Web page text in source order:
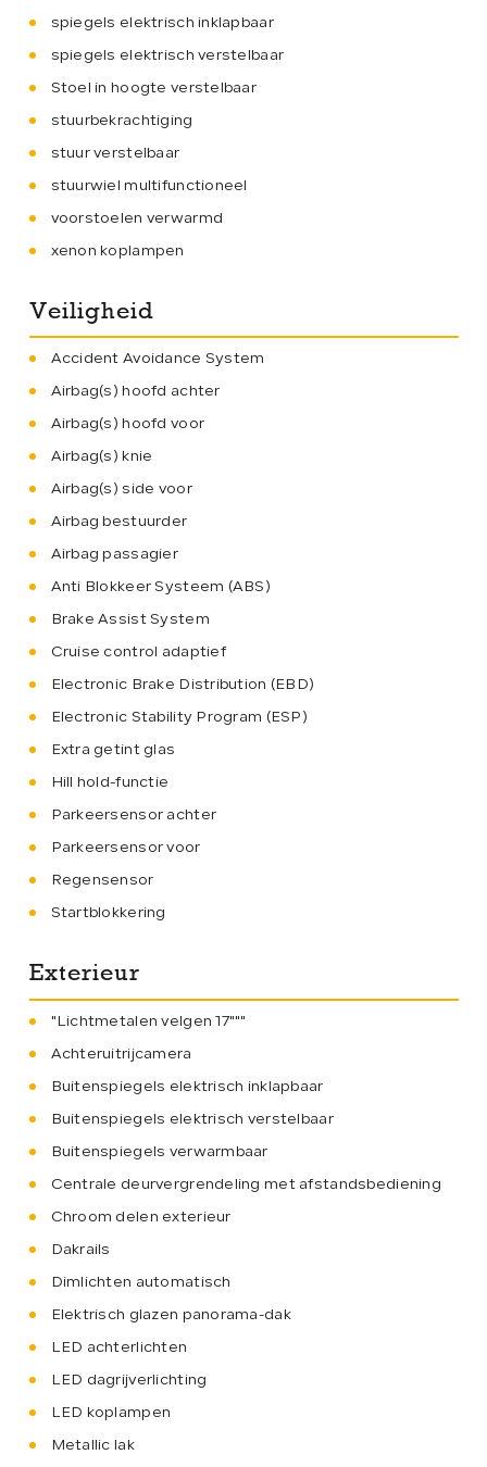
Exterieur
"Lichtmetalen velgen 17"""
Achteruitrijcamera
Buitenspiegels elektrisch inklapbaar
Buitenspiegels elektrisch verstelbaar
Buitenspiegels verwarmbaar
Centrale deurvergrendeling met afstandsbediening
Chroom delen exterieur
Dakrails
Dimlichten automatisch
Elektrisch glazen panorama-dak
LED achterlichten
LED dagrijverlichting
LED koplampen
Metallic lak
Veiligheid
Accident Avoidance System
Airbag(s) hoofd achter
Airbag(s) hoofd voor
Airbag(s) knie
Airbag(s) side voor
Airbag bestuurder
Airbag passagier
Anti Blokkeer Systeem (ABS)
Brake Assist System
Cruise control adaptief
Electronic Brake Distribution (EBD)
Electronic Stability Program (ESP)
Extra getint glas
Hill hold-functie
Parkeersensor achter
Parkeersensor voor
Regensensor
Startblokkering
spiegels elektrisch inklapbaar
spiegels elektrisch verstelbaar
Stoel in hoogte verstelbaar
stuurbekrachtiging
stuur verstelbaar
stuurwiel multifunctioneel
voorstoelen verwarmd
xenon koplampen